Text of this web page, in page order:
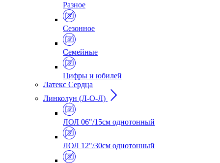
Разное
Сезонное
Семейные
Цифры и юбилей
Латекс Сердца
Линколун (Л-О-Л)
ЛОЛ 06"/15см однотонный
ЛОЛ 12"/30см однотонный